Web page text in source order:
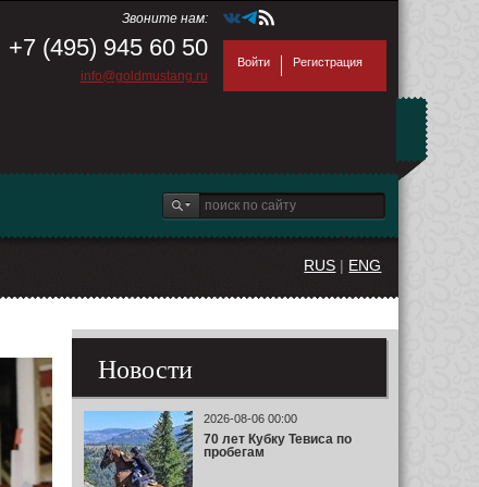
Звоните нам:
+7 (495) 945 60 50
info@goldmustang.ru
Войти Регистрация
RUS | ENG
Новости
2026-08-06 00:00
70 лет Кубку Тевиса по
пробегам